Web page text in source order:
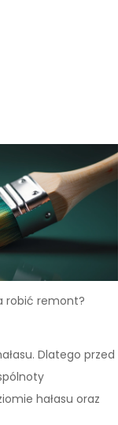
robić remont?
Dlatego przed
hałasu oraz